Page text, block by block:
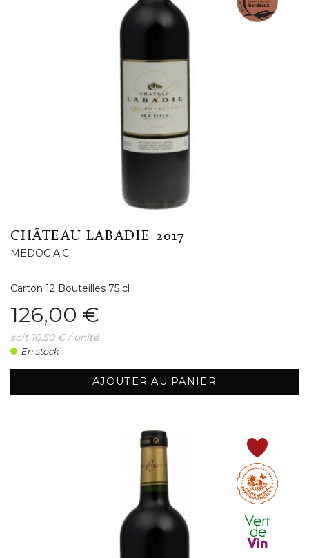
CHÂTEAU LABADIE 2017
MEDOC A.C.
Carton 12 Bouteilles 75 cl
Prix
126,00 €
soit 10,50 € / unité
En stock
AJOUTER AU PANIER